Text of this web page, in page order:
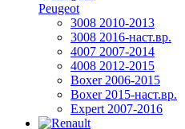
Peugeot
3008 2010-2013
3008 2016-наст.вр.
4007 2007-2014
4008 2012-2015
Boxer 2006-2015
Boxer 2015-наст.вр.
Expert 2007-2016